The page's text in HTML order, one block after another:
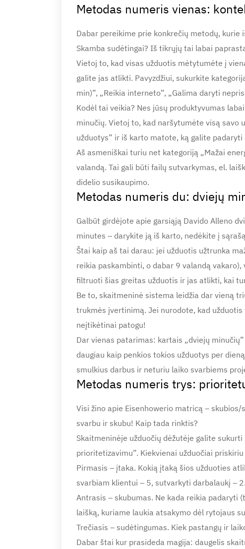
Metodas numeris vienas:
Dabar pereikime prie konkrečių metodų, kurie
Skamba sudėtingai? Iš tikrųjų tai labai
Vietoj to, kad visas užduotis mėtytumėte į
galite jas atlikti. Pavyzdžiui, sukurkite
min)”, „Reikia interneto”, „Galima daryti
Kodėl tai veikia? Nes jūsų produktyvumas
minučių. Vietoj to, kad naršytumėte visą savo
užduotys” ir iš karto matote, ką galite
Aš asmeniškai turiu net kategoriją „Mažai
valandą. Tai gali būti failų sutvarkymas, el.
didelio susikaupimo.
Metodas numeris du: dviejų
Galbūt girdėjote apie garsiąją Davido Alleno
minutes – darykite ją iš karto, nedėkite į
Štai kaip aš tai darau: jei užduotis užtrunka
reikia paskambinti, o dabar 9 valandą
filtruoti šias greitas užduotis ir jas atlikti, kai
Be to, skaitmeninė sistema leidžia dar vieną
trukmės įvertinimą. Jei nurodote, kad
neįtikėtinai patogu!
Dar vienas patarimas: kartais „dviejų
daugiau kaip penkios tokios užduotys per
smulkius darbus ir neturiu laiko svarbiems
Metodas numeris trys:
Visi žino apie Eisenhowerio matricą –
svarbu ir skubu! Kaip tada rinktis?
Skaitmeninėje užduočių dėžutėje galite
prioritetizavimu”. Kiekvienai užduočiai
Pirmasis – įtaka. Kokią įtaką šios užduoties
svarbiam klientui – 5, sutvarkyti darbalaukį – 2.
Antrasis – skubumas. Ne kada reikia padaryti
laišką, kuriame laukia atsakymo dėl rytojaus
Trečiasis – sudėtingumas. Kiek pastangų ir
Dabar štai kur prasideda magija: daugelis